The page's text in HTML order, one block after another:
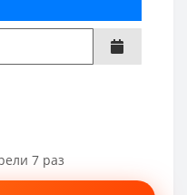
7 раз